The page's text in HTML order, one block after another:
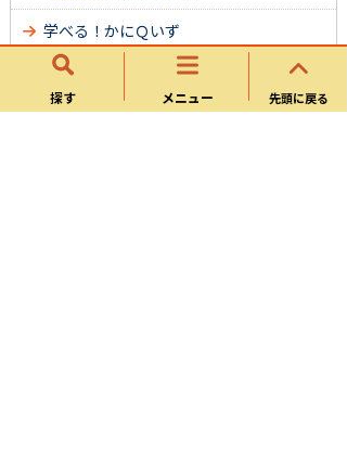
探す メニュー 先頭に戻る
学べる！かにＱいず
オンライン申請・様式ダウンロード
DX推進